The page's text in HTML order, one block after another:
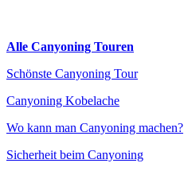
Alle Canyoning Touren
Schönste Canyoning Tour
Canyoning Kobelache
Wo kann man Canyoning machen?
Sicherheit beim Canyoning